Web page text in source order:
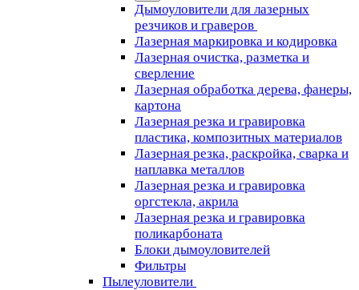
Дымоуловители для лазерных
резчиков и граверов
Лазерная маркировка и кодировка
Лазерная очистка, разметка и
сверление
Лазерная обработка дерева, фанеры,
картона
Лазерная резка и гравировка
пластика, композитных материалов
Лазерная резка, раскройка, сварка и
наплавка металлов
Лазерная резка и гравировка
оргстекла, акрила
Лазерная резка и гравировка
поликарбоната
Блоки дымоуловителей
Фильтры
Пылеуловители